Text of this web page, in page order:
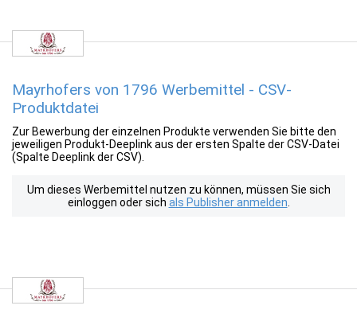
Mayrhofers von 1796 Werbemittel - CSV-
Produktdatei
Zur Bewerbung der einzelnen Produkte verwenden Sie bitte den
jeweiligen Produkt-Deeplink aus der ersten Spalte der CSV-Datei
(Spalte Deeplink der CSV).
Um dieses Werbemittel nutzen zu können, müssen Sie sich
einloggen oder sich als Publisher anmelden